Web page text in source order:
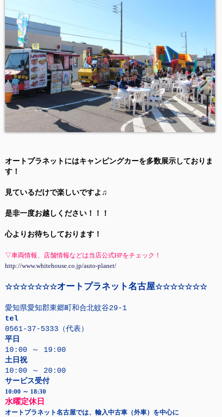
オートプラネットにはキャンピングカーを多数展示しておりま
す！
見ているだけで楽しいですよ♫
是非一度お越しください！！！
心よりお待ちしております！
▽車両情報、店舗情報などは当店公式HPをチェック！
http://www.whitehouse.co.jp/auto-planet/
☆☆☆☆☆☆☆オートプラネット名古屋☆☆☆☆☆☆☆
愛知県愛知郡東郷町和合北蚊谷29-1
tel
0561-37-5333（代表）
平日
10:00 ～ 19:00
土日祝
10:00 ～ 20:00
サービス受付
10:00 ～ 18:30
水曜定休日
オートプラネット名古屋では、輸入中古車（外車）を中心に